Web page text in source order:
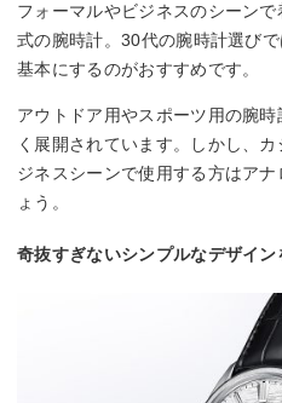
フォーマルやビジネスのシーン
式の腕時計。30代の腕時計選び
基本にするのがおすすめです。
アウトドア用やスポーツ用の腕
く展開されています。しかし、
ジネスシーンで使用する方はア
ょう。
奇抜すぎないシンプルなデザイン